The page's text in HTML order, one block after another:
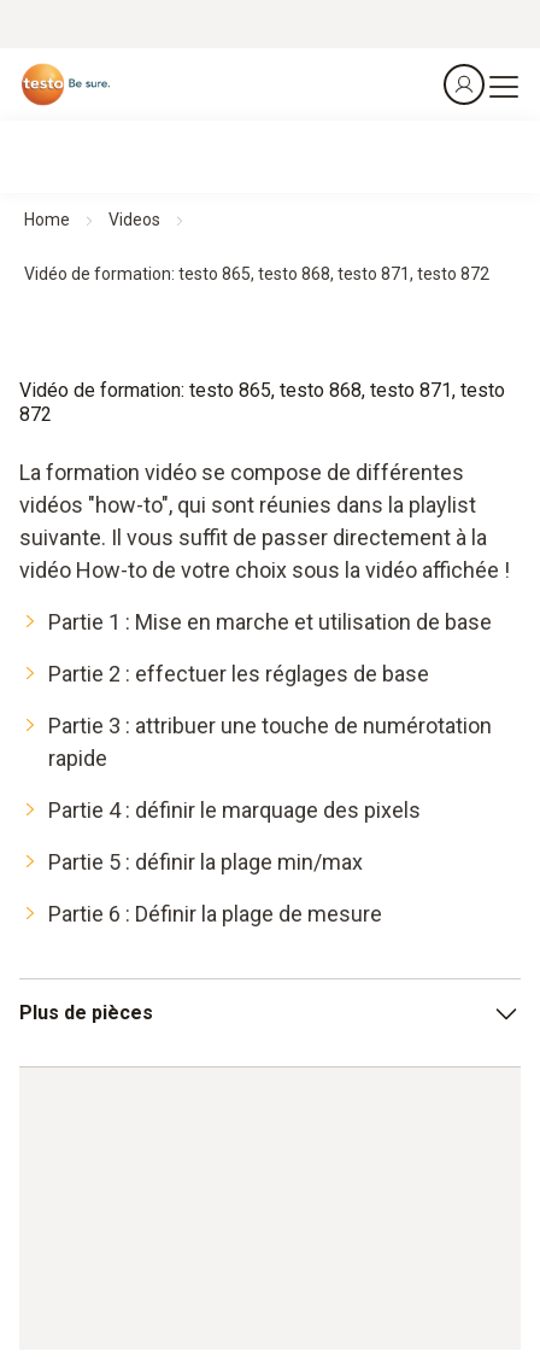
Home Videos
Vidéo de formation: testo 865, testo 868, testo 871, testo 872
Vidéo de formation: testo 865, testo 868, testo 871, testo
872
La formation vidéo se compose de différentes
vidéos "how-to", qui sont réunies dans la playlist
suivante. Il vous suffit de passer directement à la
vidéo How-to de votre choix sous la vidéo affichée !
Partie 1 : Mise en marche et utilisation de base
Partie 2 : effectuer les réglages de base
Partie 3 : attribuer une touche de numérotation
rapide
Partie 4 : définir le marquage des pixels
Partie 5 : définir la plage min/max
Partie 6 : Définir la plage de mesure
Plus de pièces